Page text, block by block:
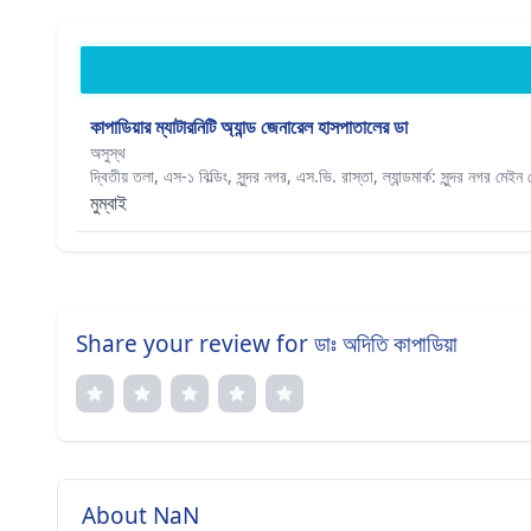
কাপাডিয়ার ম্যাটারনিটি অ্যান্ড জেনারেল হাসপাতালের ডা
অসুস্থ
দ্বিতীয় তলা, এস-১ বিল্ডিং, সুন্দর নগর, এস.ভি. রাস্তা, ল্যান্ডমার্ক: সুন্দর নগর
মুম্বাই
Share your review for ডাঃ অদিতি কাপাডিয়া
About NaN